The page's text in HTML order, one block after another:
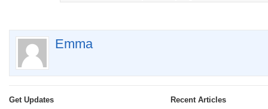
Emma
Get Updates Recent Articles